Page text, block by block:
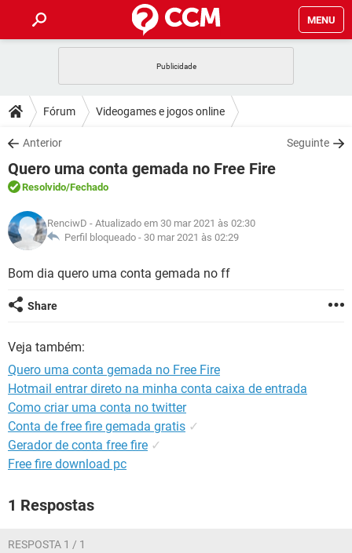
MENU
CELULAR FACEBOOK
OUTLOOK
INSTAGRAM GMAIL
GUIA DE COMPRAS
DICAS
JOGOS WHATSAPP
OUTLOOK
INSTAGRAM
GUIA DE COMPRAS
DOWNLOADS
JOGOS WHATSAPP
CELULAR
OUTLOOK EXCEL
INSTAGRAM
GUIA DE COMPRAS
FÓRUM
JOGOS
CELULAR FACEBOOK
GLOSSÁRIO
JOGOS
CELULAR FACEBOOK
OUTLOOK
GUIA DE COMPRAS
Fórum Videogames e jogos online
Anterior Seguinte
Quero uma conta gemada no Free Fire
Resolvido/Fechado
RenciwD - Atualizado em 30 mar 2021 às 02:30
Perfil bloqueado - 30 mar 2021 às 02:29
Bom dia quero uma conta gemada no ff
Share
Veja também:
Quero uma conta gemada no Free Fire
Hotmail entrar direto na minha conta caixa de entrada
Como criar uma conta no twitter
Conta de free fire gemada gratis ✓
Gerador de conta free fire ✓
Free fire download pc
1 Respostas
RESPOSTA 1 / 1